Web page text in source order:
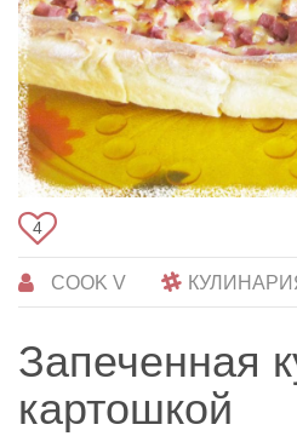
4
COOK V
Запеченная
картошкой